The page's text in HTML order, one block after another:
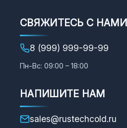
СВЯЖИТЕСЬ С НАМИ
8 (999) 999-99-99
Пн-Вс: 09:00 – 18:00
НАПИШИТЕ НАМ
sales@rustechcold.ru